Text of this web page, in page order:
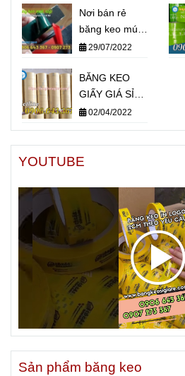
Nơi bán rẻ
băng keo mút
xốp 2 mặt siêu
29/07/2022
BĂNG KEO
GIẤY GIÁ SỈ
CHẤT LƯỢNG
02/04/2022
YOUTUBE
Sản phẩm băng keo